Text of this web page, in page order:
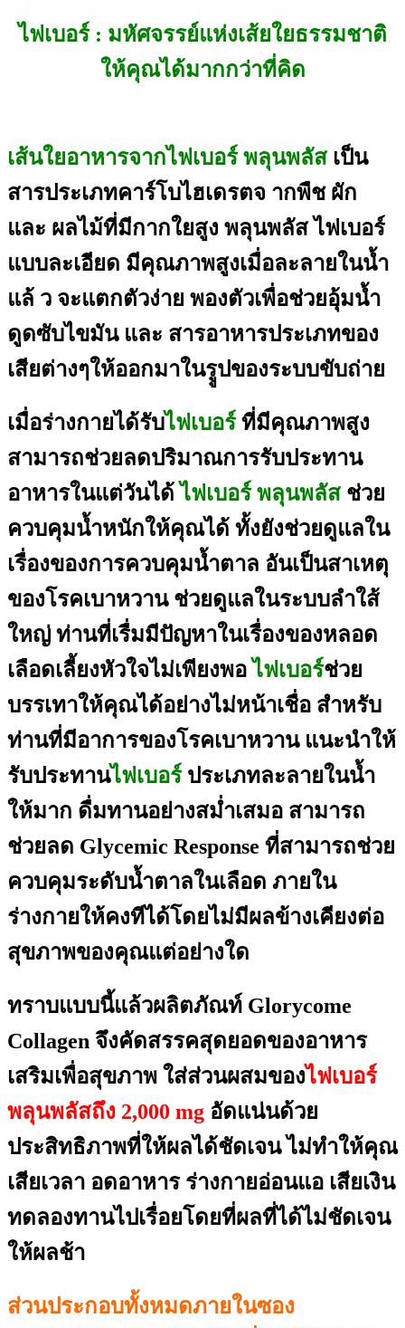
ไฟเบอร์ : มหัศจรรย์แห่งเส้ยใยธรรมชาติ
ให้คุณได้มากกว่าที่คิด
เส้นใยอาหารจากไฟเบอร์ พลุนพลัส เป็น
สารประเภทคาร์โบไฮเดรตจ ากพืช ผัก
และ ผลไม้ที่มีกากใยสูง พลุนพลัส ไฟเบอร์
แบบละเอียด มีคุณภาพสูงเมื่อละลายในน้ำ
แล้ ว จะแตกตัวง่าย พองตัวเพื่อช่วยอุ้มน้ำ
ดูดซับไขมัน และ สารอาหารประเภทของ
เสียต่างๆให้ออกมาในรููปของระบบขับถ่าย
เมื่อร่างกายได้รับไฟเบอร์ที่มีคุณภาพสูง
สามารถช่วยลดปริมาณการรับประทาน
อาหารในแต่วันได้ไฟเบอร์ พลุนพลัสช่วย
ควบคุมน้ำหนักให้คุณได้ ทั้งยังช่วยดูแลใน
เรื่องของการควบคุมน้ำตาล อันเป็นสาเหตุ
ของโรคเบาหวาน ช่วยดูแลในระบบลำใส้
ใหญ่ ท่านที่เรื่มมีปัญหาในเรื่องของหลอด
เลือดเลี้ยงหัวใจไม่เพียงพอไฟเบอร์ช่วย
บรรเทาให้คุณได้อย่างไม่หน้าเชื่อ สำหรับ
ท่านที่มีอาการของโรคเบาหวาน แนะนำให้
รับประทานไฟเบอร์ประเภทละลายในน้ำ
ให้มาก ดื่มทานอย่างสม่ำเสมอ สามารถ
ช่วยลด Glycemic Response ที่สามารถช่วย
ควบคุมระดับน้ำตาลในเลือด ภายใน
ร่างกายให้คงทีได้โดยไม่มีผลข้างเคียงต่อ
สุขภาพของคุณแต่อย่างใด
ทราบแบบนี้แล้วผลิตภัณท์ Glorycome
Collagen จึงคัดสรรคสุดยอดของอาหาร
เสริมเพื่อสุขภาพ ใส่ส่วนผสมของไฟเบอร์
พลุนพลัสถึง 2,000 mg อัดแน่นด้วย
ประสิทธิภาพที่ให้ผลได้ชัดเจน ไม่ทำให้คุณ
เสียเวลา อดอาหาร ร่างกายอ่อนแอ เสียเงิน
ทดลองทานไปเรื่อยโดยที่ผลที่ได้ไม่ชัดเจน
ให้ผลช้า
ส่วนประกอบทั้งหมดภายในซอง